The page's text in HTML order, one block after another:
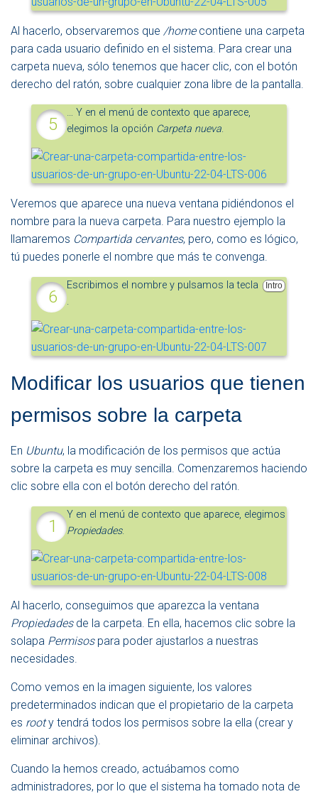
Al hacerlo, observaremos que /homecontiene una carpeta
para cada usuario definido en el sistema. Para crear una
carpeta nueva, sólo tenemos que hacer clic, con el botón
derecho del ratón, sobre cualquier zona libre de la pantalla.
… Y en el menú de contexto que aparece,
elegimos la opción Carpeta nueva.
Veremos que aparece una nueva ventana pidiéndonos el
nombre para la nueva carpeta. Para nuestro ejemplo la
llamaremos Compartida cervantes, pero, como es lógico,
tú puedes ponerle el nombre que más te convenga.
Escribimos el nombre y pulsamos la tecla Intro
.
Modificar los usuarios que tienen
permisos sobre la carpeta
En Ubuntu, la modificación de los permisos que actúa
sobre la carpeta es muy sencilla. Comenzaremos haciendo
clic sobre ella con el botón derecho del ratón.
Y en el menú de contexto que aparece, elegimos
Propiedades.
Al hacerlo, conseguimos que aparezca la ventana
Propiedadesde la carpeta. En ella, hacemos clic sobre la
solapa Permisospara poder ajustarlos a nuestras
necesidades.
Como vemos en la imagen siguiente, los valores
predeterminados indican que el propietario de la carpeta
es rooty tendrá todos los permisos sobre la ella (crear y
eliminar archivos).
Cuando la hemos creado, actuábamos como
administradores, por lo que el sistema ha tomado nota de